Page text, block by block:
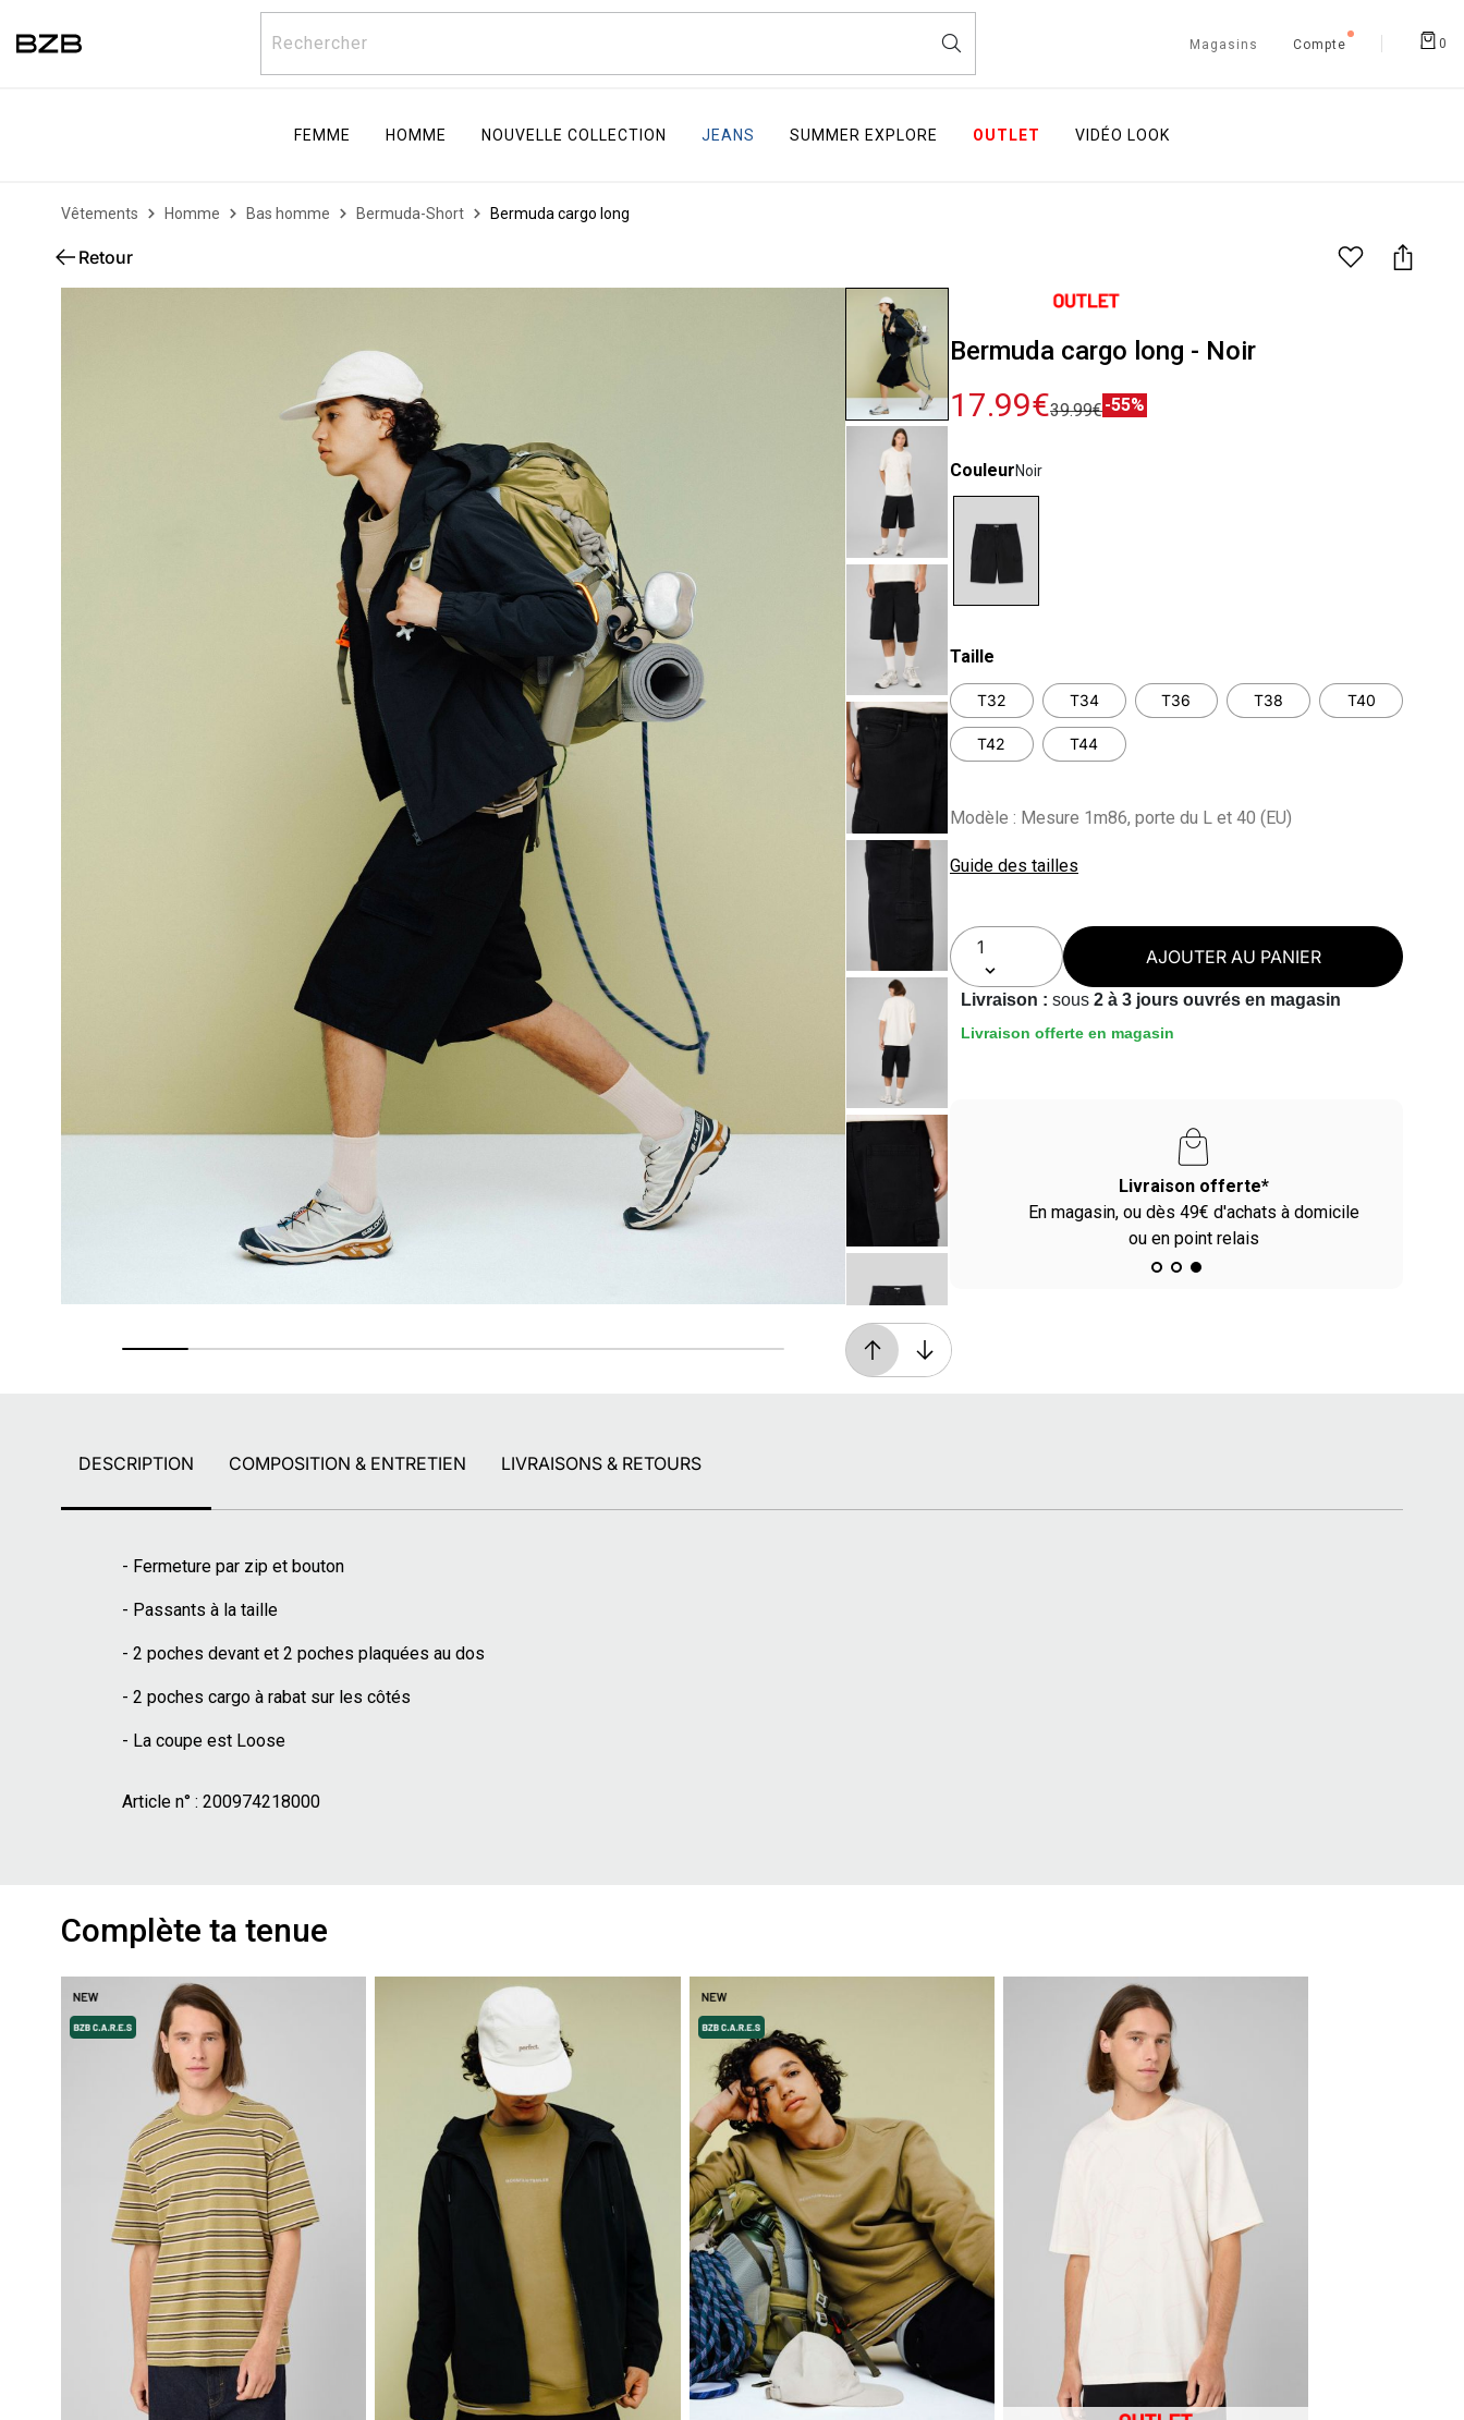
Rechercher Magasins Compte 0
FEMME HOMME NOUVELLE COLLECTION JEANS SUMMER EXPLORE OUTLET VIDÉO LOOK
Vêtements Homme Bas homme Bermuda-Short Bermuda cargo long
Retour
Bermuda cargo long - Noir
17.99€39.99€-55%
CouleurNoir
Taille
T32 T34 T36 T38 T40
T42 T44
Modèle : Mesure 1m86, porte du L et 40 (EU)
Guide des tailles
AJOUTER AU PANIER
Livraison : sous 2 à 3 jours ouvrés en magasin
Livraison offerte en magasin
Paiement en 2X - 3X - 4X
Avec Paypal et dès 60€ avec Alma
Retours gratuits
Pendant 90 jours
Livraison offerte*
En magasin, ou dès 49€ d'achats à domicile
ou en point relais
DESCRIPTION COMPOSITION & ENTRETIEN LIVRAISONS & RETOURS
- Fermeture par zip et bouton
- Passants à la taille
- 2 poches devant et 2 poches plaquées au dos
- 2 poches cargo à rabat sur les côtés
- La coupe est Loose
Article n° : 200974218000
Complète ta tenue